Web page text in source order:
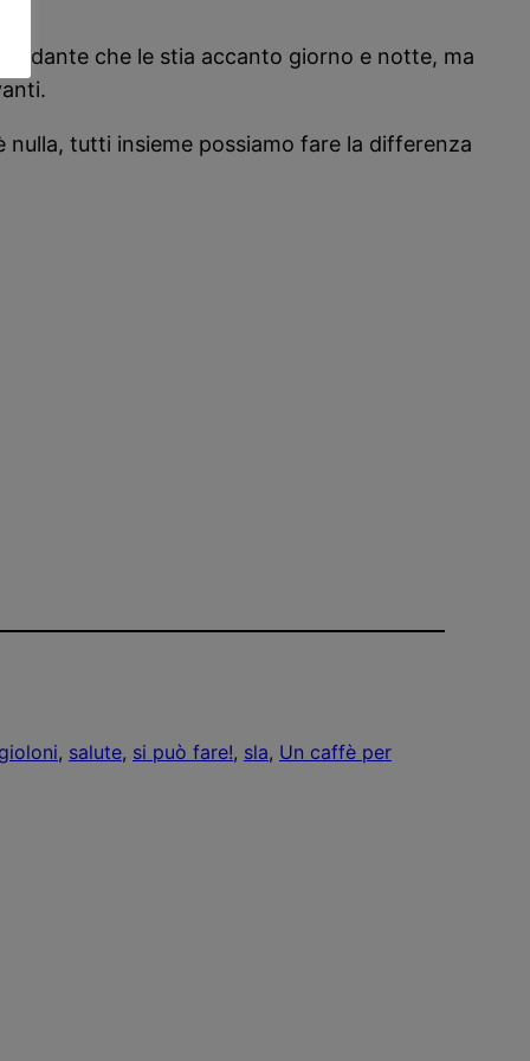
che le stia accanto giorno e notte, ma
tutti insieme possiamo fare la differenza
, salute, si può fare!, sla, Un caffè per